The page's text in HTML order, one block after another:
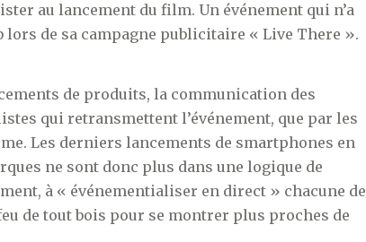
au lancement du film. Un événement qui n’a
lors de sa campagne publicitaire « Live There ».
de produits, la communication des
qui retransmettent l’événement, que par les
Les derniers lancements de smartphones en
ne sont donc plus dans une logique de
à « événementialiser en direct » chacune de
de tout bois pour se montrer plus proches de